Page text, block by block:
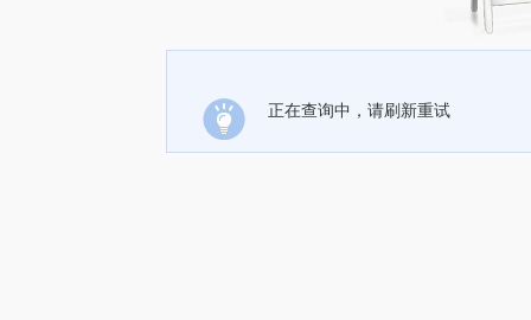
正在查询中，请刷新重试